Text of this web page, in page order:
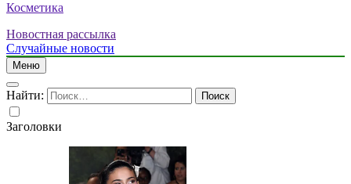
Косметика
Новостная рассылка
Случайные новости
Меню
Найти:
Заголовки